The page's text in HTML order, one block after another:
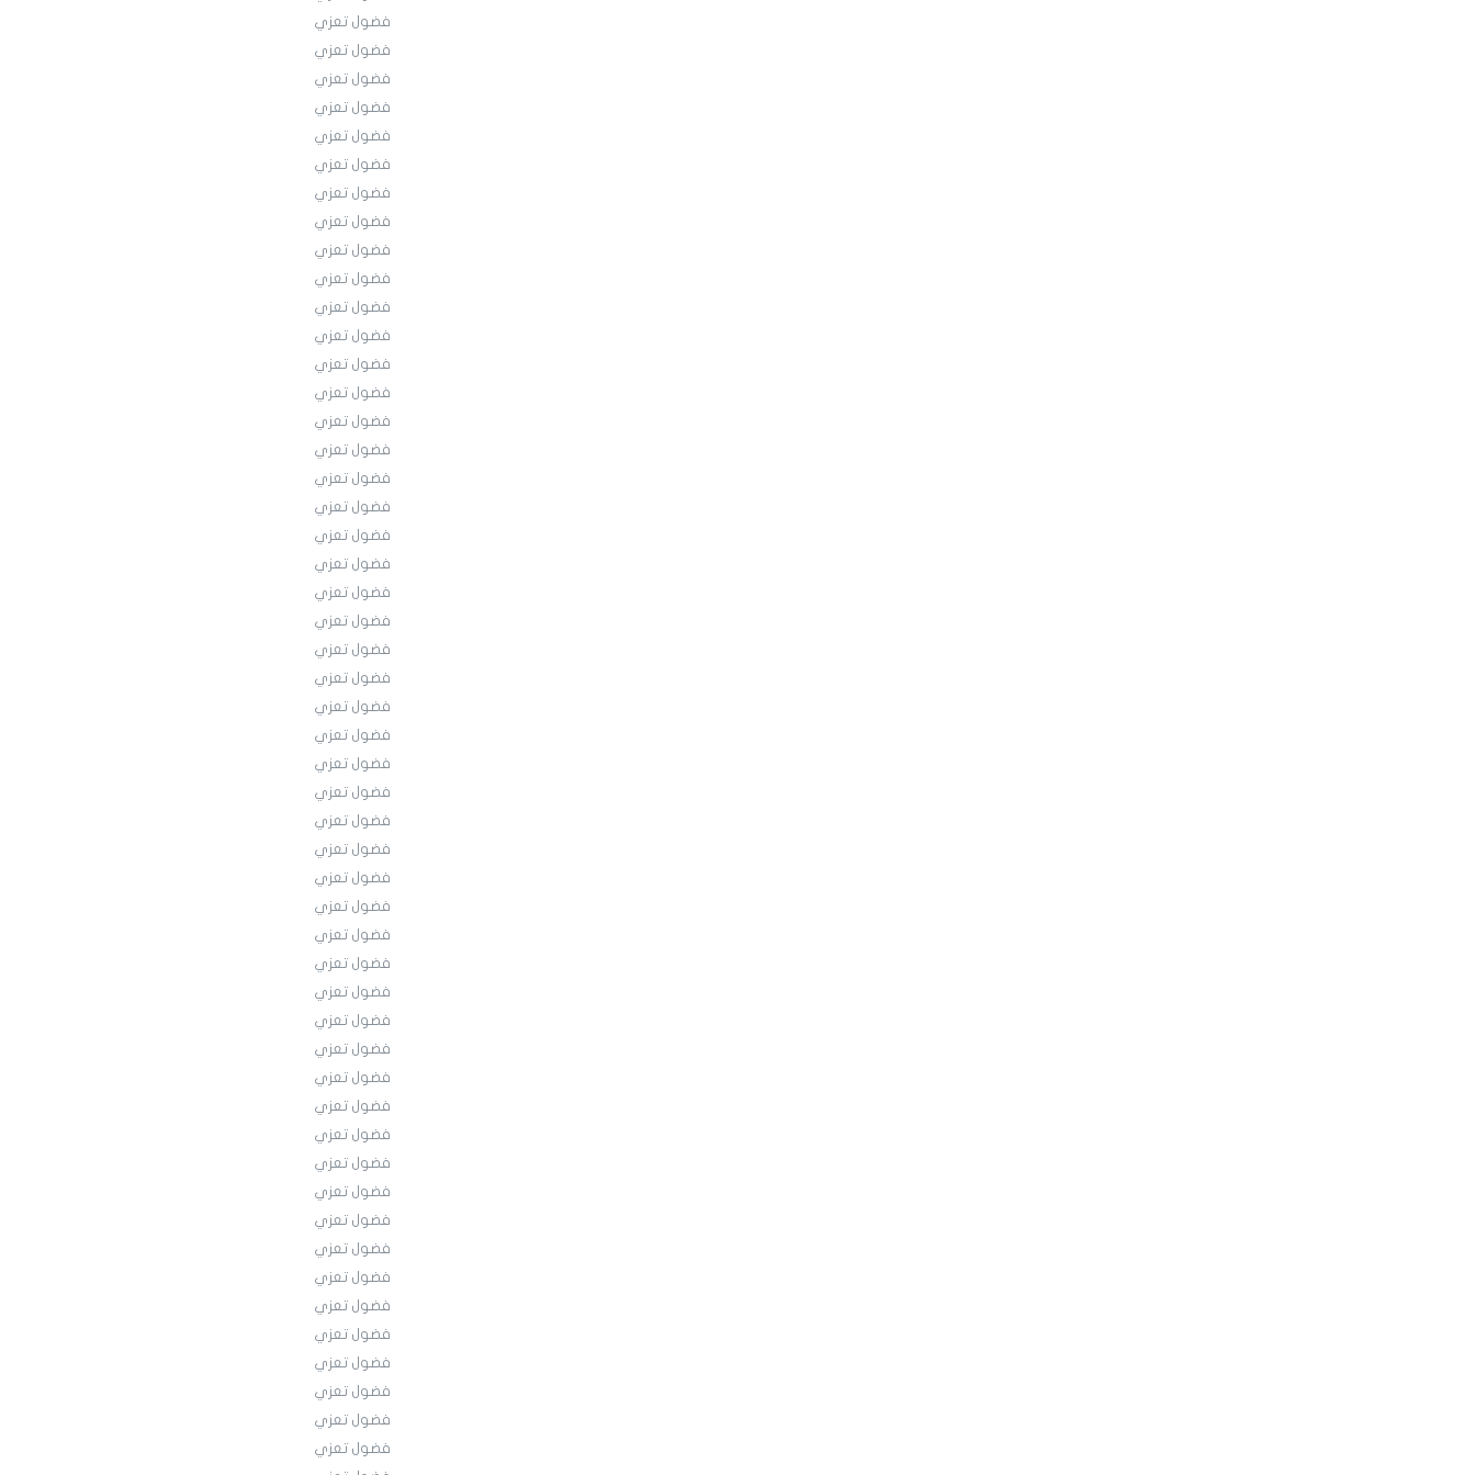
فضول تعزي
فضول تعزي
فضول تعزي
فضول تعزي
فضول تعزي
فضول تعزي
فضول تعزي
فضول تعزي
فضول تعزي
فضول تعزي
فضول تعزي
فضول تعزي
فضول تعزي
فضول تعزي
فضول تعزي
فضول تعزي
فضول تعزي
فضول تعزي
فضول تعزي
فضول تعزي
فضول تعزي
فضول تعزي
فضول تعزي
فضول تعزي
فضول تعزي
فضول تعزي
فضول تعزي
فضول تعزي
فضول تعزي
فضول تعزي
فضول تعزي
فضول تعزي
فضول تعزي
فضول تعزي
فضول تعزي
فضول تعزي
فضول تعزي
فضول تعزي
فضول تعزي
فضول تعزي
فضول تعزي
فضول تعزي
فضول تعزي
فضول تعزي
فضول تعزي
فضول تعزي
فضول تعزي
فضول تعزي
فضول تعزي
فضول تعزي
فضول تعزي